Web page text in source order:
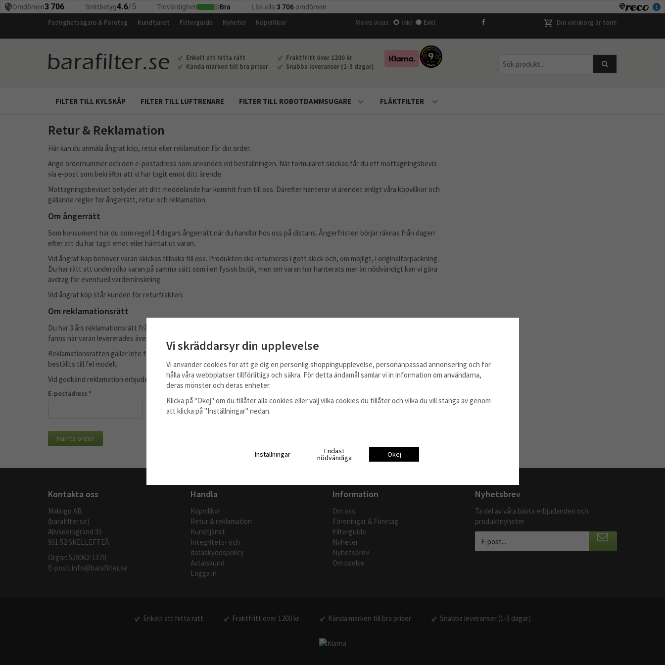
Fastighetsägare & Företag Kundtjänst Filterguide Nyheter Köpvillkor Din varukorg är tom!
Moms visas: Inkl Exkl
Enkelt att hitta rätt
Fraktfritt över 1200 kr
Kända märken till bra priser
Snabba leveranser (1-3 dagar)
FILTER TILL KYLSKÅP FILTER TILL LUFTRENARE FILTER TILL ROBOTDAMMSUGARE FLÄKTFILTER
Retur & Reklamation
Här kan du anmäla ångrat köp, retur eller reklamation för din order.
Ange ordernummer och den e-postadress som användes vid beställningen. När formuläret skickas får du ett mottagningsbevis
via e-post som bekräftar att vi har tagit emot ditt ärende.
Mottagningsbeviset betyder att ditt meddelande har kommit fram till oss. Därefter hanterar vi ärendet enligt våra köpvillkor och
gällande regler för ångerrätt, retur och reklamation.
Om ångerrätt
Som konsument har du som regel 14 dagars ångerrätt när du handlar hos oss på distans. Ångerfristen börjar räknas från dagen
efter att du har tagit emot eller hämtat ut varan.
Vid ångrat köp behöver varan skickas tillbaka till oss. Produkten ska returneras i gott skick och, om möjligt, i originalförpackning.
Du har rätt att undersöka varan på samma sätt som i en fysisk butik, men om varan har hanterats mer än nödvändigt kan vi göra
avdrag för eventuell värdeminskning.
Vid ångrat köp står kunden för returfrakten.
Om reklamationsrätt
Du har 3 års reklamationsrätt från det att du tog emot varan. Reklamationsrätten gäller ursprungliga fel på varan, alltså fel som
fanns när varan levererades även om felet visar sig senare.
Reklamationsrätten gäller inte fel som beror på normalt slitage, felaktig montering, felaktig användning eller att varan har
beställts till fel modell.
Vid godkänd reklamation erbjuder vi i första hand reparation, byte eller prisavdrag.
E-postadress *
Hämta order
Kontakta oss
Malingo AB
(barafilter.se)
Allvädersgränd 35
931 52 SKELLEFTEÅ
Orgnr: 559062-1370
E-post: info@barafilter.se
Handla
Köpvillkor
Retur & reklamation
Kundtjänst
Integritets- och
dataskyddspolicy
Avtalskund
Logga in
Information
Om oss
Föreningar & Företag
Filterguide
Nyheter
Nyhetsbrev
Om cookie
Nyhetsbrev
Ta del av våra bästa erbjudanden och
produktnyheter
Enkelt att hitta rätt Fraktfritt över 1200 kr Kända märken till bra priser Snabba leveranser (1-3 dagar)
Vi skräddarsyr din upplevelse
Vi använder cookies för att ge dig en personlig shoppingupplevelse, personanpassad annonsering och för
hålla våra webbplatser tillförlitliga och säkra. För detta ändamål samlar vi in information om användarna,
deras mönster och deras enheter.
Klicka på "Okej" om du tillåter alla cookies eller välj vilka cookies du tillåter och vilka du vill stänga av genom
att klicka på "Inställningar" nedan.
Inställningar Endast
nödvändiga Okej